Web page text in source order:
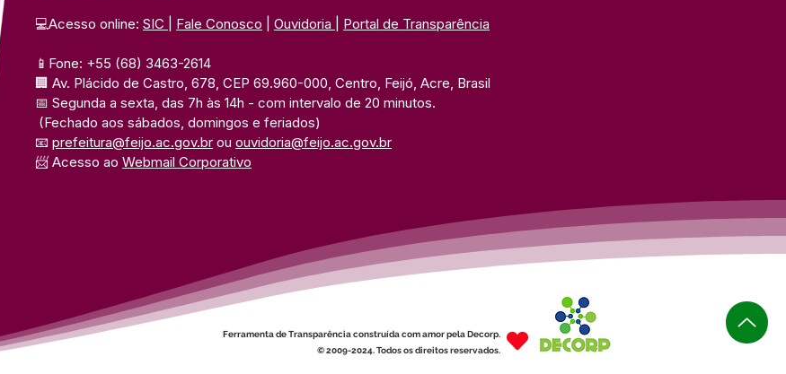
💻Acesso online: SIC Fale Conosco Ouvidoria Portal de Transparência
📱Fone: +55 (68) 3463-2614
🏢 Av. Plácido de Castro, 678, CEP 69.960-000, Centro, Feijó, Acre, Brasil
📅 Segunda a sexta, das 7h às 14h - com intervalo de 20 minutos.
(Fechado aos sábados, domingos e feriados)
📧 prefeitura@feijo.ac.gov.br ou ouvidoria@feijo.ac.gov.br
📨 Acesso ao Webmail Corporativo
Ferramenta de Transparência construída com amor pela Decorp.
© 2009-2024. Todos os direitos reservados.